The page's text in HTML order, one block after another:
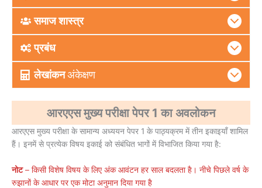
समाज शास्त्र
प्रबंध
लेखांकनअंकेक्षण
आरएएस मुख्य परीक्षा पेपर 1 का अवलोकन
आरएएस मुख्य परीक्षा के सामान्य अध्ययन पेपर 1 के पाठ्यक्रम में तीन इकाइयाँ शामिल
हैं। इनमें से प्रत्येक विषय इकाई को संबंधित भागों में विभाजित किया गया है:
नोट– किसी विशेष विषय के लिए अंक आवंटन हर साल बदलता है। नीचे पिछले वर्ष के
रुझानों के आधार पर एक मोटा अनुमान दिया गया है